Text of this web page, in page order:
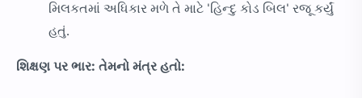
મિલકતમાં અધિકાર મળે તે માટે 'હિન્દુ કોડ બિલ' રજૂ કર્યું
હતું.
શિક્ષણ પર ભાર: તેમનો મંત્ર હતો: